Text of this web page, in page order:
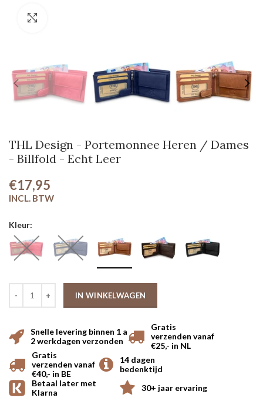
THL Design - Portemonnee Heren / Dames
- Billfold - Echt Leer
€17,95
Kleur:
IN WINKELWAGEN
Snelle levering binnen 1 a
2 werkdagen verzonden
Gratis
verzenden vanaf
€25,- in NL
Gratis
verzenden vanaf
€40,- in BE
14 dagen
bedenktijd
Betaal later met
Klarna
30+ jaar ervaring